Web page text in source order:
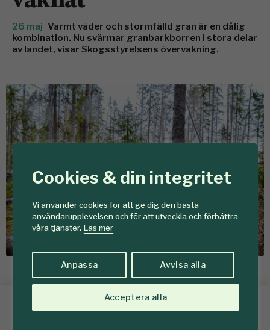
Cookies & din integritet
Vi använder cookies för att ge dig den bästa
användarupplevelsen och för att utveckla och förbättra
våra tjänster. Läs mer
Anpassa Avvisa alla
Acceptera alla
26 maj Varmt väder och stormfälld gran är en dålig
kombination. Nu svärmar granbarkborren i stora delar
av landet, visar Skogsstyrelsens övervakning.
Foto: Emma Liljewall/Skogsstyrelsen
Vill du läsa hela artikeln?